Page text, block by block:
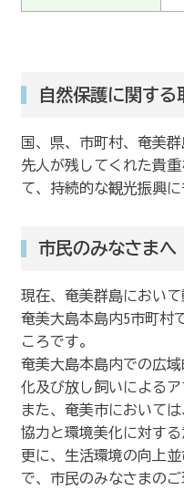
自然保護に関する
国、県、市町村、奄美
先人が残してくれた貴
て、持続的な観光振興
市民のみなさまへ
現在、奄美群島におい
奄美大島本島内5市町村
ころです。
奄美大島本島内での広
化及び放し飼いによる
また、奄美市において
協力と環境美化に対する
更に、生活環境の向上
で、市民のみなさまの